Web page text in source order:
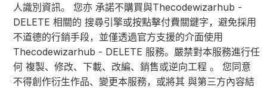
人識別資訊。 您亦 承諾不購買與Thecodewizarhub -
DELETE 相關的 搜尋引擎或按點擊付費關鍵字，避免採用
不道德的行銷手段，並僅透過官方支援的介面使用
Thecodewizarhub - DELETE 服務。嚴禁對本服務進行任
何 複製、修改、下載、改編、銷售或逆向工程 。 您同意
不得創作衍生作品、變更本服務，或將其 與第三方內容結